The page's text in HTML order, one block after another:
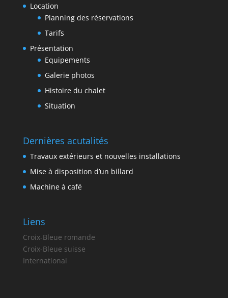
Location
Planning des réservations
Tarifs
Présentation
Equipements
Galerie photos
Histoire du chalet
Situation
Dernières acutalités
Travaux extérieurs et nouvelles installations
Mise à disposition d’un billard
Machine à café
Liens
Croix-Bleue romande
Croix-Bleue suisse
International